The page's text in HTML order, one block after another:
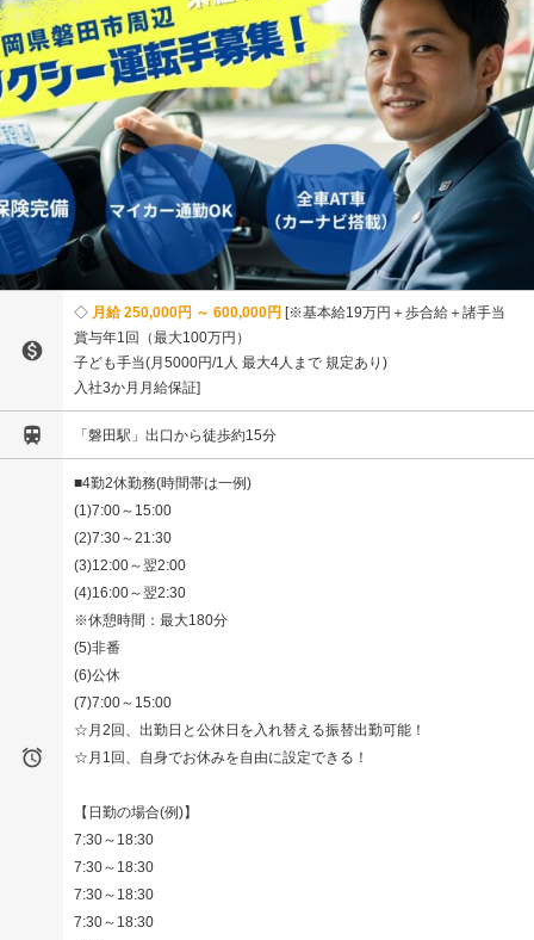

月給 250,000円 ～ 600,000円 ※基本給19万円＋歩合給＋諸手当
賞与年1回（最大100万円）
子ども手当(月5000円/1人 最大4人まで 規定あり)
入社3か月月給保証
 「磐田駅」出口から徒歩約15分

■4勤2休勤務(時間帯は一例)
(1)7:00～15:00
(2)7:30～21:30
(3)12:00～翌2:00
(4)16:00～翌2:30
※休憩時間：最大180分
(5)非番
(6)公休
(7)7:00～15:00
☆月2回、出勤日と公休日を入れ替える振替出勤可能！
☆月1回、自身でお休みを自由に設定できる！
【日勤の場合(例)】
7:30～18:30
7:30～18:30
7:30～18:30
7:30～18:30